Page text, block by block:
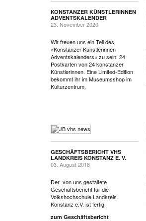
KONSTANZER KÜNSTLERINNEN
ADVENTSKALENDER
23. November 2020
Wir freuen uns ein Teil des
»Konstanzer Künstlerinnen
Adventskalenders« zu sein! 24
Postkarten von 24 konstanzer
Künstlerinnen. Eine Limited-Edition
bekommt ihr im Museumsshop im
Kulturzentrum.
GESCHÄFTSBERICHT VHS
LANDKREIS KONSTANZ E. V.
03. August 2018
Der von uns gestaltete
Geschäftsbericht für die
Volkshochschule Landkreis
Konstanz e.V. ist fertig.
zum Geschäftsbericht